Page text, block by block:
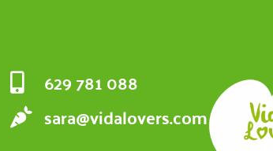
629 781 088
sara@vidalovers.com